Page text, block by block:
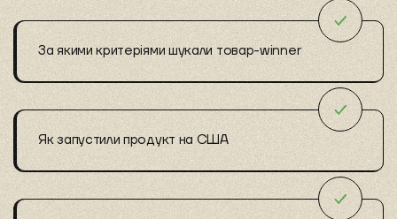
За якими критеріями шукали товар-winner
Як запустили продукт на США